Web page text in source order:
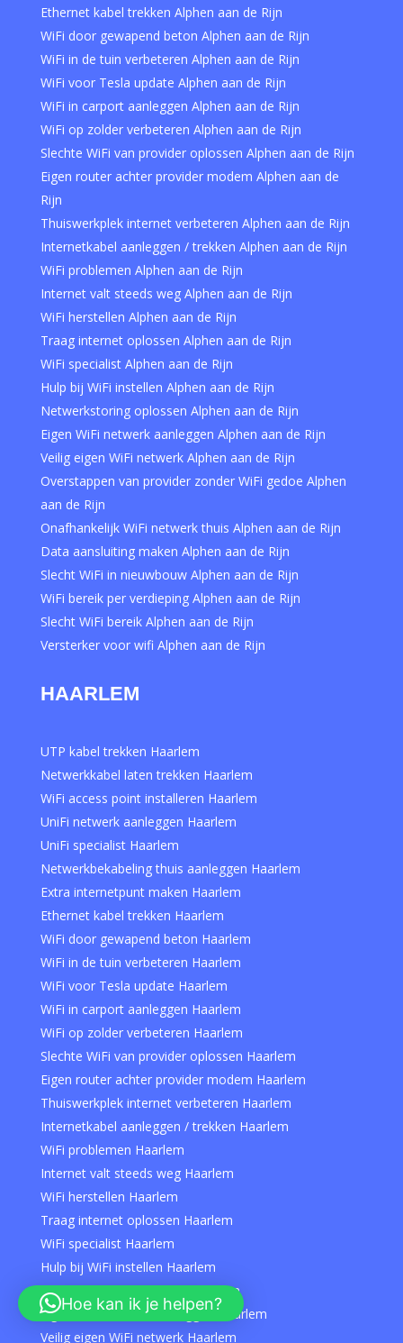
Ethernet kabel trekken Alphen aan de Rijn
WiFi door gewapend beton Alphen aan de Rijn
WiFi in de tuin verbeteren Alphen aan de Rijn
WiFi voor Tesla update Alphen aan de Rijn
WiFi in carport aanleggen Alphen aan de Rijn
WiFi op zolder verbeteren Alphen aan de Rijn
Slechte WiFi van provider oplossen Alphen aan de Rijn
Eigen router achter provider modem Alphen aan de
Rijn
Thuiswerkplek internet verbeteren Alphen aan de Rijn
Internetkabel aanleggen / trekken Alphen aan de Rijn
WiFi problemen Alphen aan de Rijn
Internet valt steeds weg Alphen aan de Rijn
WiFi herstellen Alphen aan de Rijn
Traag internet oplossen Alphen aan de Rijn
WiFi specialist Alphen aan de Rijn
Hulp bij WiFi instellen Alphen aan de Rijn
Netwerkstoring oplossen Alphen aan de Rijn
Eigen WiFi netwerk aanleggen Alphen aan de Rijn
Veilig eigen WiFi netwerk Alphen aan de Rijn
Overstappen van provider zonder WiFi gedoe Alphen
aan de Rijn
Onafhankelijk WiFi netwerk thuis Alphen aan de Rijn
Data aansluiting maken Alphen aan de Rijn
Slecht WiFi in nieuwbouw Alphen aan de Rijn
WiFi bereik per verdieping Alphen aan de Rijn
Slecht WiFi bereik Alphen aan de Rijn
Versterker voor wifi Alphen aan de Rijn
HAARLEM
UTP kabel trekken Haarlem
Netwerkkabel laten trekken Haarlem
WiFi access point installeren Haarlem
UniFi netwerk aanleggen Haarlem
UniFi specialist Haarlem
Netwerkbekabeling thuis aanleggen Haarlem
Extra internetpunt maken Haarlem
Ethernet kabel trekken Haarlem
WiFi door gewapend beton Haarlem
WiFi in de tuin verbeteren Haarlem
WiFi voor Tesla update Haarlem
WiFi in carport aanleggen Haarlem
WiFi op zolder verbeteren Haarlem
Slechte WiFi van provider oplossen Haarlem
Eigen router achter provider modem Haarlem
Thuiswerkplek internet verbeteren Haarlem
Internetkabel aanleggen / trekken Haarlem
WiFi problemen Haarlem
Internet valt steeds weg Haarlem
WiFi herstellen Haarlem
Traag internet oplossen Haarlem
WiFi specialist Haarlem
Hulp bij WiFi instellen Haarlem
Netwerkstoring oplossen Haarlem
Eigen WiFi netwerk aanleggen Haarlem
Veilig eigen WiFi netwerk Haarlem
Hoe kan ik je helpen?